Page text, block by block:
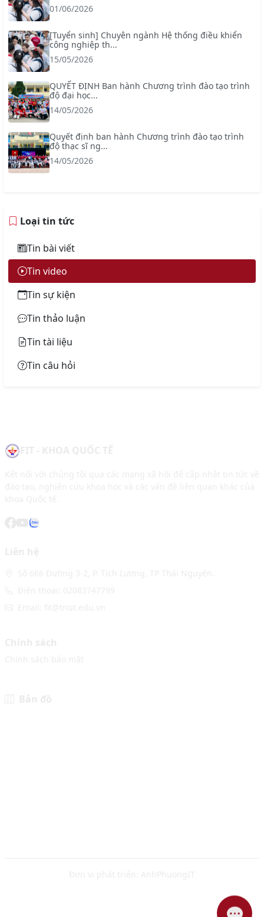
01/06/2026
[Tuyển sinh] Chuyên ngành Hệ thống điều khiển
công nghiệp th...
15/05/2026
QUYẾT ĐỊNH Ban hành Chương trình đào tạo trình
độ đại học...
14/05/2026
Quyết định ban hành Chương trình đào tạo trình
độ thạc sĩ ng...
14/05/2026
Loại tin tức
Tin bài viết
Tin video
Tin sự kiện
Tin thảo luận
Tin tài liệu
Tin câu hỏi